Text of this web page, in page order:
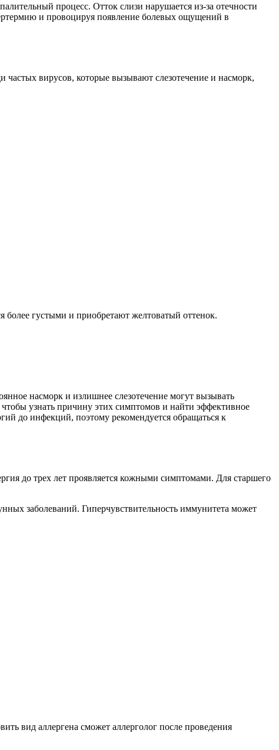
процесс. Отток слизи нарушается из-за отечности
и провоцируя появление болевых ощущений в
частых вирусов, которые вызывают слезотечение и насморк,
более густыми и приобретают желтоватый оттенок.
насморк и излишнее слезотечение могут вызывать
узнать причину этих симптомов и найти эффективное
до инфекций, поэтому рекомендуется обращаться к
до трех лет проявляется кожными симптомами. Для старшего
заболеваний. Гиперчувствительность иммунитета может
вид аллергена сможет аллерголог после проведения